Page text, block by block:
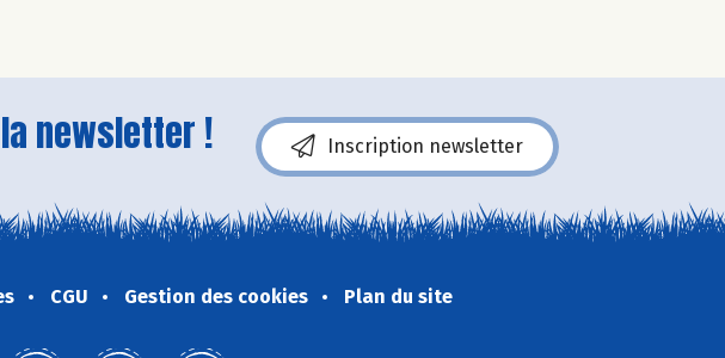
newsletter ! Inscription newsletter
CGU Gestion des cookies Plan du site